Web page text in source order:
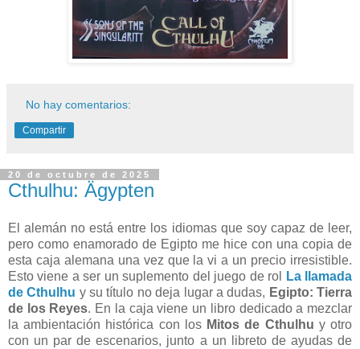
No hay comentarios:
Compartir
20 de octubre de 2025
Cthulhu: Ägypten
El alemán no está entre los idiomas que soy capaz de leer,
pero como enamorado de Egipto me hice con una copia de
esta caja alemana una vez que la vi a un precio irresistible.
Esto viene a ser un suplemento del juego de rol
La llamada
de Cthulhu y su título no deja lugar a dudas, Egipto: Tierra
de los Reyes. En la caja viene un libro dedicado a mezclar
la ambientación histórica con los Mitos de Cthulhu y otro
con un par de escenarios, junto a un libreto de ayudas de